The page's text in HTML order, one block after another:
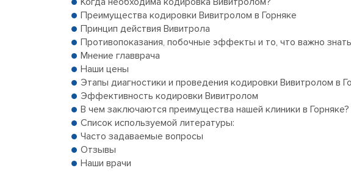
Преимущества кодировки Вивитролом в Горняке
Принцип действия Вивитрола
Противопоказания, побочные эффекты и то, что важно
Мнение главврача
Наши цены
Этапы диагностики и проведения кодировки Вивитролом в
Эффективность кодировки Вивитролом
В чем заключаются преимущества нашей клиники в Горняке?
Список используемой литературы:
Часто задаваемые вопросы
Отзывы
Наши врачи